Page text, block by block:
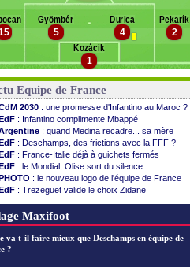
1
Kozácik
2
Pekarík
4
Durica
5
Gyömbér
Equipe de France
2030 : une promesse d'Infantino au Maroc ?
: Infantino complimente Mbappé
: quand Medina recadre... sa mère
: Deschamps, des frictions avec la FFF ?
: France-Italie déjà à guichets fermés
: le Mondial, Olise sort du silence
: le nouveau logo de l'équipe de France
: Trezeguet valide le choix Zidane
: Zidane pense déjà à un retour de Mendy
: le message de Mbappé à Zidane
: les mots de Genesio pour Zidane
Maxifoot
va t-il faire mieux que Deschamps en équipe de
?